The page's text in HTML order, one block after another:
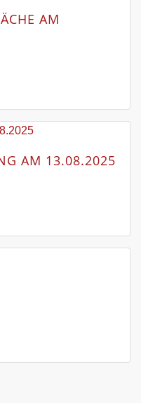
AM
AM 13.08.2025